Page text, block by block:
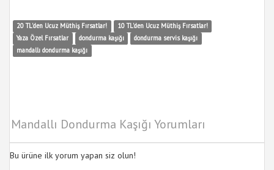
20 TL'den Ucuz Müthiş Fırsatlar!
10 TL'den Ucuz Müthiş Fırsatlar!
Yaza Özel Fırsatlar
dondurma kaşığı
dondurma servis kaşığı
mandallı dondurma kaşığı
Mandallı Dondurma Kaşığı Yorumları
Bu ürüne ilk yorum yapan siz olun!